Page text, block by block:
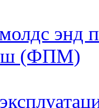
энд
(ФПМ)